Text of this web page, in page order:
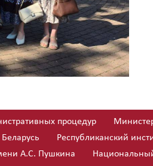
процедур
Республиканский
А.С. Пушкина